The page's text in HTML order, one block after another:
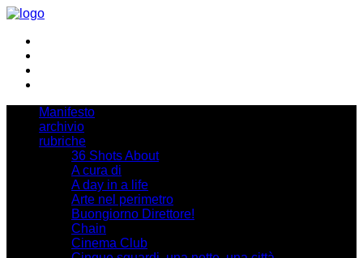
Manifesto
archivio
rubriche
36 Shots About
A cura di
A day in a life
Arte nel perimetro
Buongiorno Direttore!
Chain
Cinema Club